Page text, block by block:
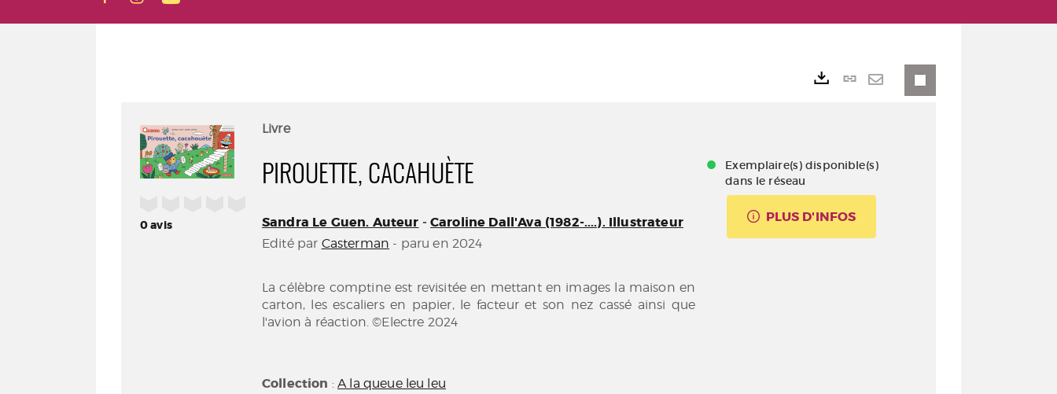
0avis
Livre
PIROUETTE, CACAHUÈTE
Sandra Le Guen. Auteur -Caroline Dall'Ava (1982-....). Illustrateur
Edité par Casterman - paru en 2024
La célèbre comptine est revisitée en mettant en images la maison en
carton, les escaliers en papier, le facteur et son nez cassé ainsi que
l'avion à réaction. ©Electre 2024
Collection :A la queue leu leu
Lien
fenêtre)
mail
Exemplaire(s) disponible(s)
dans le réseau
PLUS D'INFOS